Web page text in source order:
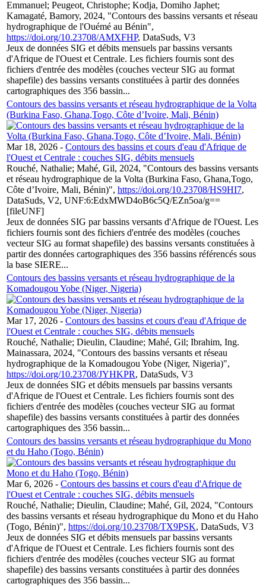
Emmanuel; Peugeot, Christophe; Kodja, Domiho Japhet;
Kamagaté, Bamory, 2024, "Contours des bassins versants et réseau
hydrographique de l'Ouémé au Bénin",
https://doi.org/10.23708/AMXFHP, DataSuds, V3
Jeux de données SIG et débits mensuels par bassins versants
d'Afrique de l'Ouest et Centrale. Les fichiers fournis sont des
fichiers d'entrée des modèles (couches vecteur SIG au format
shapefile) des bassins versants constituées à partir des données
cartographiques des 356 bassin...
Contours des bassins versants et réseau hydrographique de la Volta
(Burkina Faso, Ghana,Togo, Côte d’Ivoire, Mali, Bénin)
Mar 18, 2026 - Contours des bassins et cours d'eau d'Afrique de
l'Ouest et Centrale : couches SIG, débits mensuels
Rouché, Nathalie; Mahé, Gil, 2024, "Contours des bassins versants
et réseau hydrographique de la Volta (Burkina Faso, Ghana,Togo,
Côte d’Ivoire, Mali, Bénin)", https://doi.org/10.23708/HS9HI7,
DataSuds, V2, UNF:6:EdxMWD4oB6c5Q/EZn5oa/g==
[fileUNF]
Jeux de données SIG par bassins versants d'Afrique de l'Ouest. Les
fichiers fournis sont des fichiers d'entrée des modèles (couches
vecteur SIG au format shapefile) des bassins versants constituées à
partir des données cartographiques des 356 bassins référencés sous
la base SIERE...
Contours des bassins versants et réseau hydrographique de la
Komadougou Yobe (Niger, Nigeria)
Mar 17, 2026 - Contours des bassins et cours d'eau d'Afrique de
l'Ouest et Centrale : couches SIG, débits mensuels
Rouché, Nathalie; Dieulin, Claudine; Mahé, Gil; Ibrahim, Ing.
Mainassara, 2024, "Contours des bassins versants et réseau
hydrographique de la Komadougou Yobe (Niger, Nigeria)",
https://doi.org/10.23708/JYHKPR, DataSuds, V3
Jeux de données SIG et débits mensuels par bassins versants
d'Afrique de l'Ouest et Centrale. Les fichiers fournis sont des
fichiers d'entrée des modèles (couches vecteur SIG au format
shapefile) des bassins versants constituées à partir des données
cartographiques des 356 bassin...
Contours des bassins versants et réseau hydrographique du Mono
et du Haho (Togo, Bénin)
Mar 6, 2026 - Contours des bassins et cours d'eau d'Afrique de
l'Ouest et Centrale : couches SIG, débits mensuels
Rouché, Nathalie; Dieulin, Claudine; Mahé, Gil, 2024, "Contours
des bassins versants et réseau hydrographique du Mono et du Haho
(Togo, Bénin)", https://doi.org/10.23708/TX9PSK, DataSuds, V3
Jeux de données SIG et débits mensuels par bassins versants
d'Afrique de l'Ouest et Centrale. Les fichiers fournis sont des
fichiers d'entrée des modèles (couches vecteur SIG au format
shapefile) des bassins versants constituées à partir des données
cartographiques des 356 bassin...